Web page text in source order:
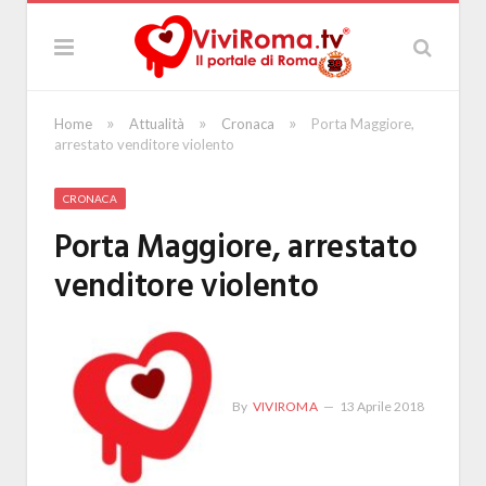
Home » Attualità » Cronaca »
Porta Maggiore,
arrestato venditore violento
CRONACA
Porta Maggiore, arrestato
venditore violento
By VIVIROMA 13 Aprile 2018